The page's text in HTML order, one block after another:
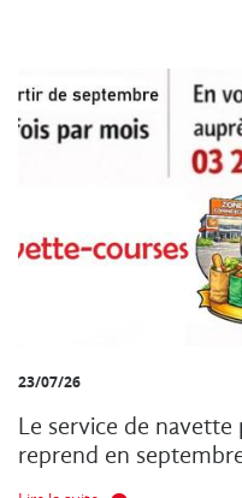
23/07/26
Le service de
reprend en